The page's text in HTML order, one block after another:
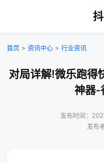
首页 > 资讯中心 > 行业资讯
对局详解!微乐跑得
神器-
发布时间：
发布